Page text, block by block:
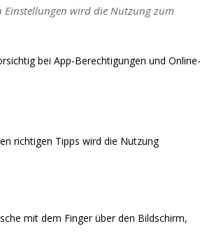
Einstellungen wird die Nutzung zum
bei App-Berechtigungen und Online-
richtigen Tipps wird die Nutzung
mit dem Finger über den Bildschirm,